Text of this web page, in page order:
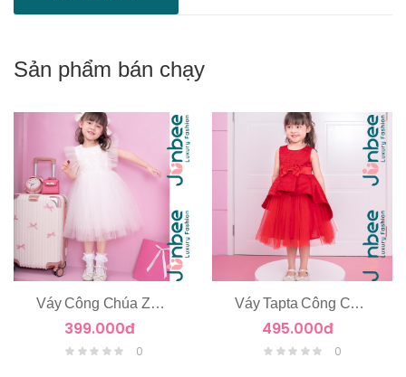
Sản phẩm bán chạy
Váy Công Chúa Zen Hoa Nổi Tay Cánh Tiên
399.000đ
0
Váy Tapta Công Chúa 2 Tầng
495.000đ
0